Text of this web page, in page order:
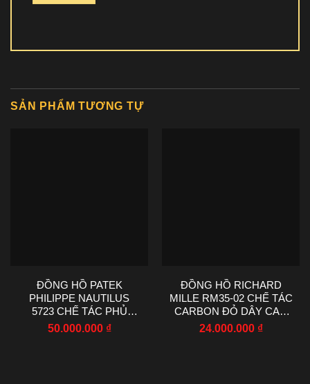
SẢN PHẨM TƯƠNG TỰ
ĐỒNG HỒ PATEK
PHILIPPE NAUTILUS
5723 CHẾ TÁC PHỦ
VÀNG TRẮNG
50.000.000 ₫
ĐỒNG HỒ RICHARD
MILLE RM35-02 CHẾ TÁC
CARBON ĐỎ DÂY CAO
SU NHÀ MÁY RM
24.000.000 ₫